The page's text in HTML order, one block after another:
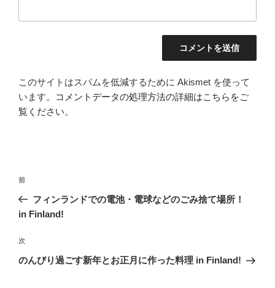
このサイトはスパムを低減するために Akismet を使って
います。
コメントデータの処理方法の詳細はこちらをご
覧ください。
投
ナ
ゲ
ー
前
の
投
前
フィンランドでの電池・電球などのごみ捨て場所！
in Finland!
次
の
次
のんびり過ごす新年とお正月に作った料理 in Finland!